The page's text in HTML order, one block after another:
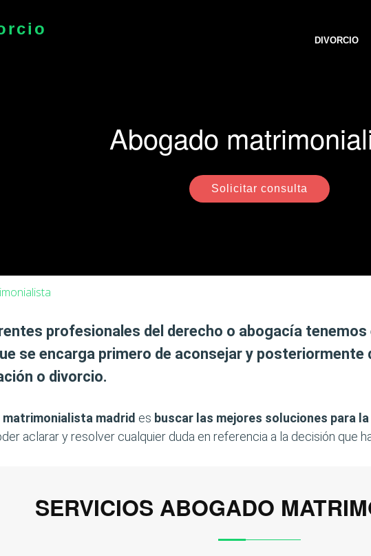
DIVORCIO
Abogado
Solicitar consulta
profesionales del derecho o abogacía
se encarga primero de aconsejar y
o divorcio.
madrid es buscar las mejores soluciones para
aclarar y resolver cualquier duda en referencia a la decisión que
SERVICIOS ABOGADO